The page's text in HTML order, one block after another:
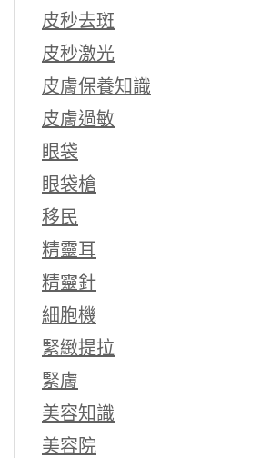
皮秒去斑
皮秒激光
皮膚保養知識
皮膚過敏
眼袋
眼袋槍
移民
精靈耳
精靈針
細胞機
緊緻提拉
緊膚
美容知識
美容院